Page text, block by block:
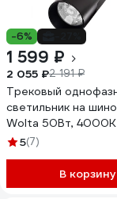
-6%
1 599 ₽
2 055 ₽2 191 ₽
Трековый
светильник на
Wolta 50Вт, 4000К
WTL-50W/01B
5(7)
В корзину